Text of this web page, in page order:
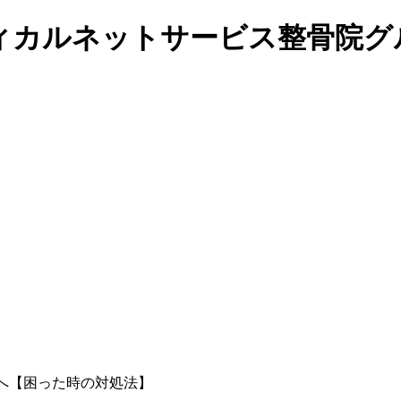
ルネットサービス整骨院グ
困った時の対処法】